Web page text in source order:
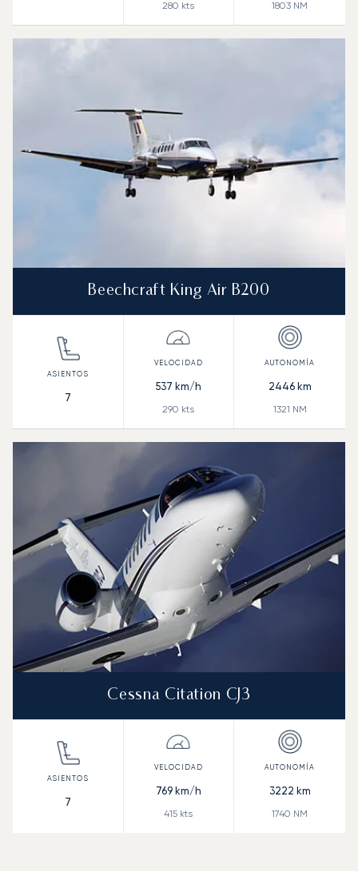
280 kts 1803 NM
Beechcraft King Air B200
7
537 km/h
290 kts
2446km
1321 NM
Cessna Citation CJ3
7
769km/h
415 kts
3222 km
1740 NM